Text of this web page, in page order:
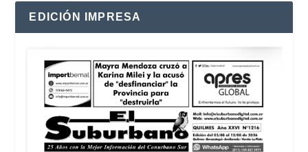
EDICIÓN IMPRESA